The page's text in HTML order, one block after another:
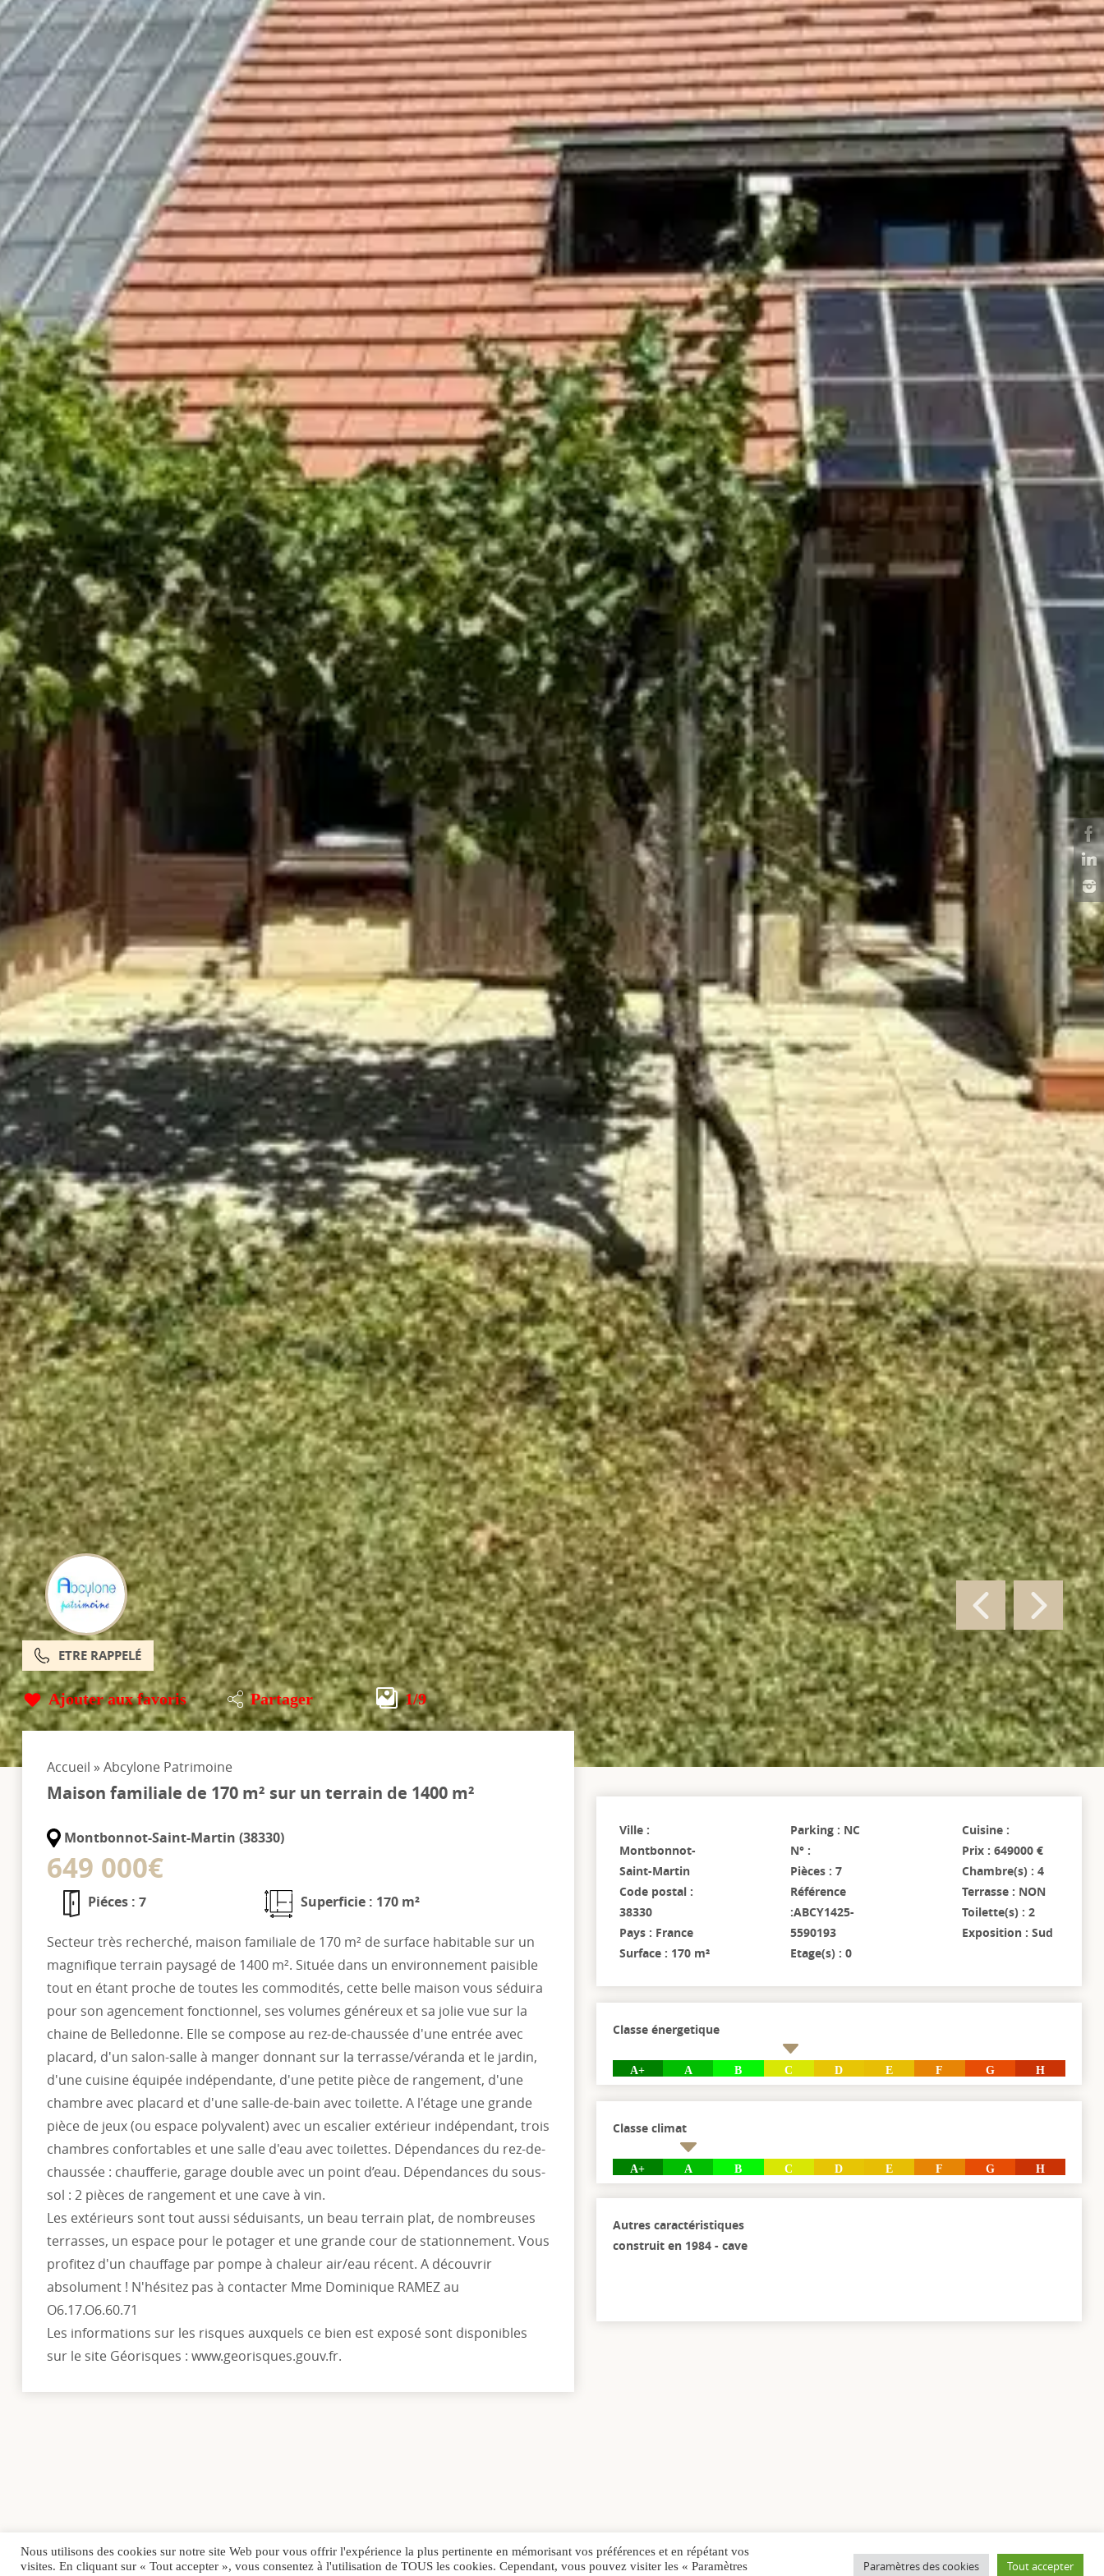
ETRE RAPPELÉ
Ajouter aux favoris Partager 1/9
Accueil »Abcylone Patrimoine
Maison familiale de 170 m² sur un terrain de 1400 m²
Montbonnot-Saint-Martin (38330)
649 000€
Piéces : 7 Superficie : 170 m²
Secteur très recherché, maison familiale de 170 m² de surface habitable sur un
magnifique terrain paysagé de 1400 m². Située dans un environnement paisible
tout en étant proche de toutes les commodités, cette belle maison vous séduira
pour son agencement fonctionnel, ses volumes généreux et sa jolie vue sur la
chaine de Belledonne. Elle se compose au rez-de-chaussée d'une entrée avec
placard, d'un salon-salle à manger donnant sur la terrasse/véranda et le jardin,
d'une cuisine équipée indépendante, d'une petite pièce de rangement, d'une
chambre avec placard et d'une salle-de-bain avec toilette. A l'étage une grande
pièce de jeux (ou espace polyvalent) avec un escalier extérieur indépendant, trois
chambres confortables et une salle d'eau avec toilettes. Dépendances du rez-de-
chaussée : chaufferie, garage double avec un point d’eau. Dépendances du sous-
sol : 2 pièces de rangement et une cave à vin.
Les extérieurs sont tout aussi séduisants, un beau terrain plat, de nombreuses
terrasses, un espace pour le potager et une grande cour de stationnement. Vous
profitez d'un chauffage par pompe à chaleur air/eau récent. A découvrir
absolument ! N'hésitez pas à contacter Mme Dominique RAMEZ au
O6.17.O6.60.71
Les informations sur les risques auxquels ce bien est exposé sont disponibles
sur le site Géorisques : www.georisques.gouv.fr.
Ville :
Montbonnot-
Saint-Martin
Code postal :
38330
Pays : France
Surface : 170 m²
Parking : NC
N° :
Pièces : 7
Référence
:ABCY1425-
5590193
Etage(s) : 0
Cuisine :
Prix : 649000 €
Chambre(s) : 4
Terrasse : NON
Toilette(s) : 2
Exposition : Sud
Classe énergetique
A+ A B C D E F G H
Classe climat
A+ A B C D E F G H
Autres caractéristiques
construit en 1984 - cave
Nous utilisons des cookies sur notre site Web pour vous offrir l'expérience la plus pertinente en mémorisant vos préférences et en répétant vos
visites. En cliquant sur « Tout accepter », vous consentez à l'utilisation de TOUS les cookies. Cependant, vous pouvez visiter les « Paramètres
Paramètres des cookies Tout accepter